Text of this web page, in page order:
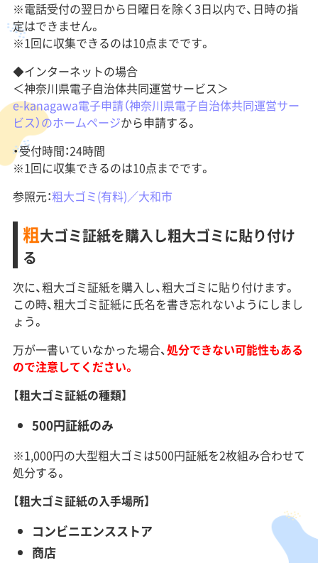
※電話受付の翌日から日曜日を除く3日以内で、日時の指
定はできません。
※1回に収集できるのは10点までです。
◆インターネットの場合
＜神奈川県電子自治体共同運営サービス＞
e-kanagawa電子申請（神奈川県電子自治体共同運営サー
ビス）のホームページから申請する。
・受付時間：24時間
※1回に収集できるのは10点までです。
参照元：粗大ゴミ(有料)／大和市
粗大ゴミ証紙を購入し粗大ゴミに貼り付け
る
次に、粗大ゴミ証紙を購入し、粗大ゴミに貼り付けます。
この時、粗大ゴミ証紙に氏名を書き忘れないようにしまし
ょう。
万が一書いていなかった場合、処分できない可能性もある
ので注意してください。
【粗大ゴミ証紙の種類】
500円証紙のみ
※1,000円の大型粗大ゴミは500円証紙を2枚組み合わせて
処分する。
【粗大ゴミ証紙の入手場所】
コンビニエンスストア
商店